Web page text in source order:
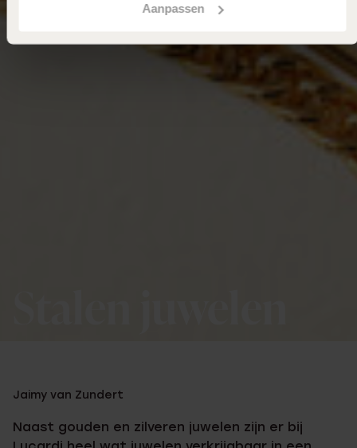
Aanpassen
Jaimy van Zundert
Naast gouden en zilveren juwelen zijn er bij